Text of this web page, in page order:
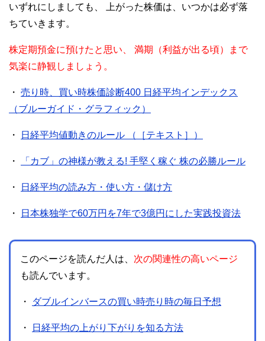
いずれにしましても、
上がった株価は、いつかは必ず落
ちていきます。
株定期預金に預けたと思い、
満期（利益が出る頃）まで
気楽に静観しましょう。
・ 売り時、買い時株価診断400 日経平均インデックス
（ブルーガイド・グラフィック）
・ 日経平均値動きのルール （［テキスト］）
・ 「カブ」の神様が教える! 手堅く稼ぐ 株の必勝ルール
・ 日経平均の読み方・使い方・儲け方
・ 日本株独学で60万円を7年で3億円にした実践投資法
このページを読んだ人は、 次の関連性の高いページ
も読んでいます。
・ ダブルインバースの買い時売り時の毎日予想
・ 日経平均の上がり下がりを知る方法